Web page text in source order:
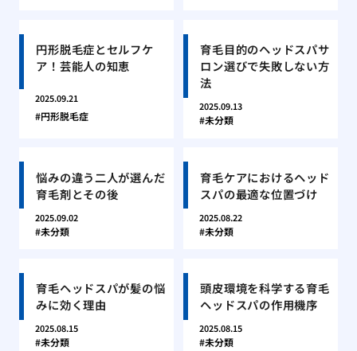
円形脱毛症とセルフケ
ア！芸能人の知恵
2025.09.21
円形脱毛症
育毛目的のヘッドスパサ
ロン選びで失敗しない方
法
2025.09.13
未分類
悩みの違う二人が選んだ
育毛剤とその後
2025.09.02
未分類
育毛ケアにおけるヘッド
スパの最適な位置づけ
2025.08.22
未分類
育毛ヘッドスパが髪の悩
みに効く理由
2025.08.15
未分類
頭皮環境を科学する育毛
ヘッドスパの作用機序
2025.08.15
未分類